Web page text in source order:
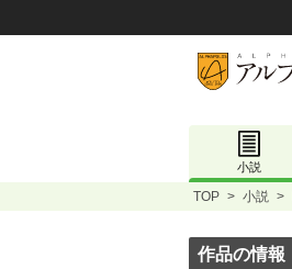
小説
TOP > 小説 >
作品の情報